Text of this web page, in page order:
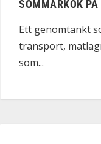
SOMMARKÖK
Ett genomtänkt
transport,
som...